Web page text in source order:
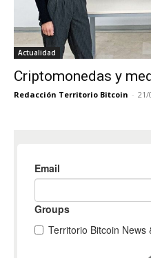
Actualidad
Criptomonedas y
Redacción Territorio Bitcoin - 21/